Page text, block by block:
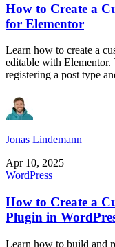
How to Create a
for Elementor
Learn how to create a
editable with
registering a post type
Jonas Lindemann
Apr 10, 2025
WordPress
How to Create a
Plugin in
Learn how to build and